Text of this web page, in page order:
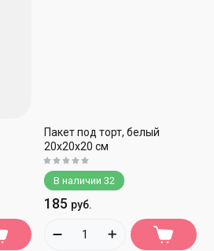
Пакет под торт, белый
20х20х20 см
В наличии 32
185 руб.